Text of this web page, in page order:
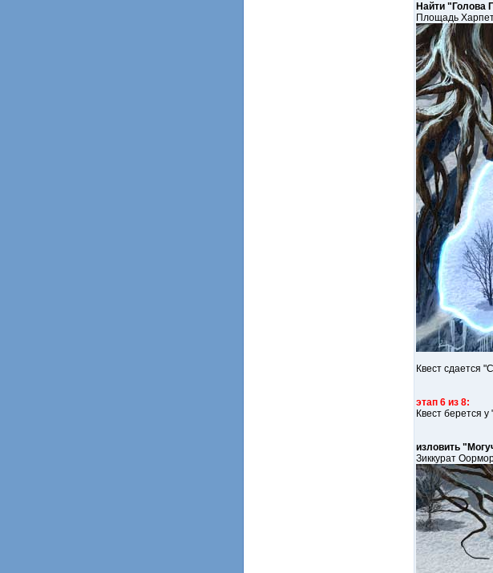
Найти "Голова
Площадь
Квест сдается
этап 6 из 8:
Квест берется у
изловить
Зиккурат